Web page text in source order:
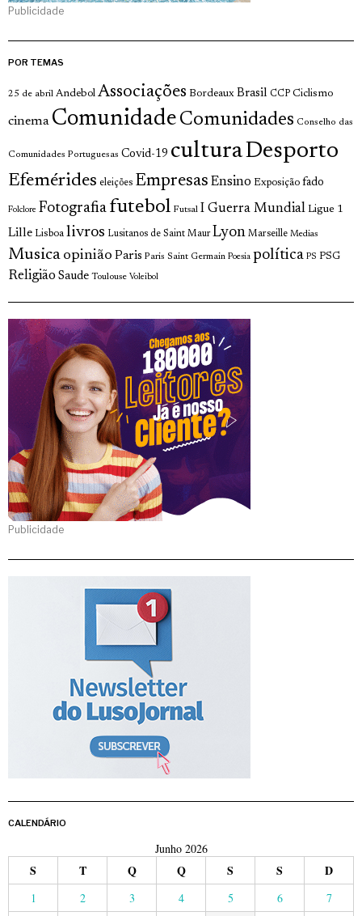
Publicidade
POR TEMAS
25 de abril Andebol Associações Bordeaux Brasil CCP Ciclismo
cinema Comunidade Comunidades Conselho das
Comunidades Portuguesas Covid-19 culturaDesporto
Efemérides eleições Empresas Ensino Exposição fado
Folclore Fotografia futebol Futsal I Guerra Mundial Ligue 1
Lille Lisboa livros Lusitanos de Saint Maur Lyon Marseille Medias
Musica opinião Paris Paris Saint Germain Poesia política PS PSG
Religião Saude Toulouse Voleibol
Publicidade
CALENDÁRIO
Junho 2026
S T Q Q S S D
1 2 3 4 5 6 7